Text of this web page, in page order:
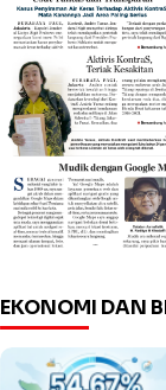
EKONOMI DAN